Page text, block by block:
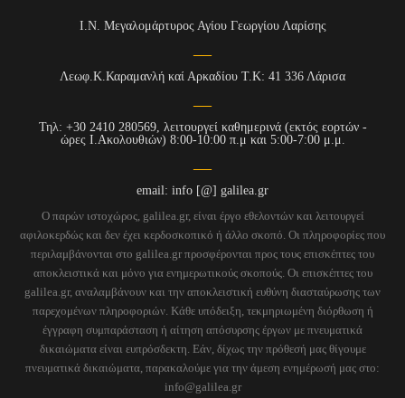
Ι.Ν. Μεγαλομάρτυρος Αγίου Γεωργίου Λαρίσης
Λεωφ.Κ.Καραμανλή καί Αρκαδίου Τ.Κ: 41 336 Λάρισα
Τηλ: +30 2410 280569, λειτουργεί καθημερινά (εκτός εορτών -
ώρες Ι.Ακολουθιών) 8:00-10:00 π.μ και 5:00-7:00 μ.μ.
email: info [@] galilea.gr
Ο παρών ιστοχώρος, galilea.gr, είναι έργο εθελοντών και λειτουργεί
αφιλοκερδώς και δεν έχει κερδοσκοπικό ή άλλο σκοπό. Οι πληροφορίες που
περιλαμβάνονται στο galilea.gr προσφέρονται προς τους επισκέπτες του
αποκλειστικά και μόνο για ενημερωτικούς σκοπούς. Οι επισκέπτες του
galilea.gr, αναλαμβάνουν και την αποκλειστική ευθύνη διασταύρωσης των
παρεχομένων πληροφοριών. Κάθε υπόδειξη, τεκμηριωμένη διόρθωση ή
έγγραφη συμπαράσταση ή αίτηση απόσυρσης έργων με πνευματικά
δικαιώματα είναι ευπρόσδεκτη. Εάν, δίχως την πρόθεσή μας θίγουμε
πνευματικά δικαιώματα, παρακαλούμε για την άμεση ενημέρωσή μας στο:
info@galilea.gr